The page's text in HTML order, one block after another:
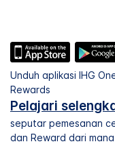
Unduh aplikasi IHG
Rewards
Pelajari
seputar pemesanan
dan Reward dari